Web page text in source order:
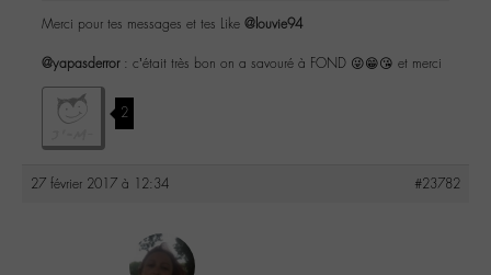
Merci pour tes messages et tes Like @louvie94
@yapasderror: c’était très bon on a savouré à FOND 😜😁😘 et merci
2
27 février 2017 à 12:34 #23782